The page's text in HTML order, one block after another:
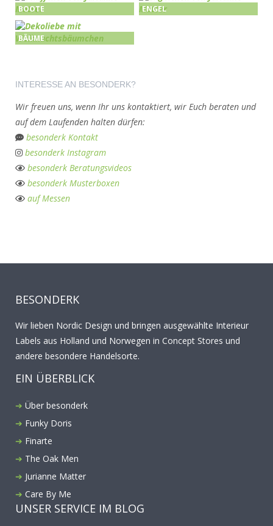
BOOTE ENGEL
BÄUME
INTERESSE AN BESONDERK?
Wir freuen uns, wenn Ihr uns kontaktiert, wir Euch beraten und
auf dem Laufenden halten dürfen:
besonderk Kontakt
besonderk Instagram
besonderk Beratungsvideos
besonderk Musterboxen
auf Messen
BESONDERK
Wir lieben Nordic Design und bringen ausgewählte Interieur
Labels aus Holland und Norwegen in Concept Stores und
andere besondere Handelsorte.
EIN ÜBERBLICK
Über besonderk
Funky Doris
Finarte
The Oak Men
Jurianne Matter
Care By Me
UNSER SERVICE IM BLOG